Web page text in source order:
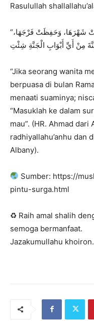
Rasulullah
“إِذَا صَلَّتْ الْمَرْأَةُ خَمْسَهَا، وَصَامَتْ شَهْرَهَا، وَحَفِظَتْ فَرْجَهَا،
“Jika seorang wanita
berpuasa di bulan
menaati suaminya;
“Masuklah ke dalam
mau”. (HR. Ahmad dari
radhiyallahu’anhu dan
Albany).
Sumber: https://
pintu-surga.html
♻ Raih amal shalih
semoga bermanfaat.
Jazakumullahu khoiron.